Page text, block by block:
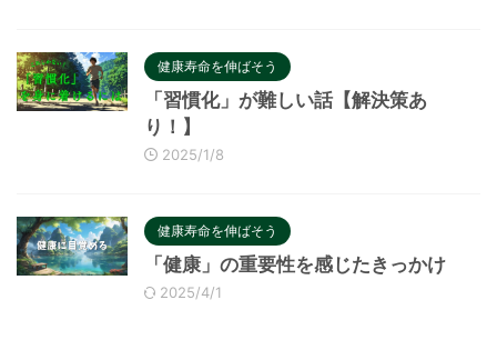
健康寿命を伸ばそう
「習慣化」が難しい話【解決策あ
り！】
2025/1/8
健康寿命を伸ばそう
「健康」の重要性を感じたきっかけ
2025/4/1